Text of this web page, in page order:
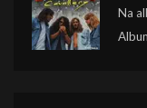
Na